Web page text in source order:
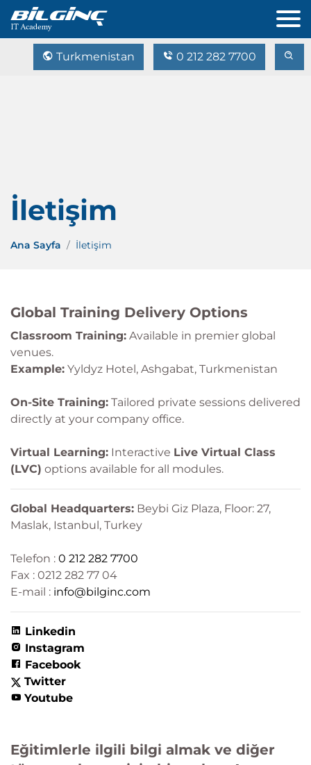
Turkmenistan 0 212 282 7700
İletişim
Ana Sayfa İletişim
Global Training Delivery Options
Classroom Training: Available in premier global
venues.
Example: Yyldyz Hotel, Ashgabat, Turkmenistan
On-Site Training: Tailored private sessions delivered
directly at your company office.
Virtual Learning: Interactive Live Virtual Class
(LVC) options available for all modules.
Global Headquarters: Beybi Giz Plaza, Floor: 27,
Maslak, Istanbul, Turkey
Telefon : 0 212 282 7700
Fax : 0212 282 77 04
E-mail : info@bilginc.com
Linkedin
Instagram
Facebook
Twitter
Youtube
Eğitimlerle ilgili bilgi almak ve diğer